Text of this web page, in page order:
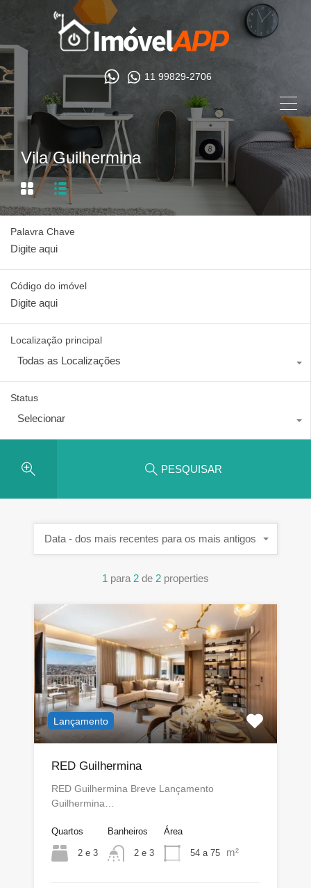
11 99829-2706
Vila Guilhermina
Palavra Chave
Código do imóvel
Localização principal
Todas as Localizações
Status
Selecionar
PESQUISAR
1 para 2 de 2 properties
Data - dos mais recentes para os mais antigos
Lançamento
RED Guilhermina
RED Guilhermina Breve Lançamento
Guilhermina…
Quartos
2 e 3
Banheiros
2 e 3
Área
54 a 75 m²